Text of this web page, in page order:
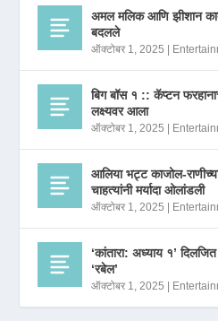
अमल मलिक आणि झीशान
बदलले
ऑक्टोबर 1, 2025 |
बिग बॉस १ :: कॅप्टन
लक्ष्यवर आला
ऑक्टोबर 1, 2025 |
आलिया भट्ट काजोल-
चाहत्यांनी मर्यादा ओलांडली
ऑक्टोबर 1, 2025 |
‘कांतारा: अध्याय १’
‘रबेल’
ऑक्टोबर 1, 2025 |